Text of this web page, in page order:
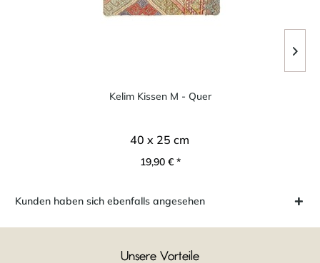
Kelim Kissen M - Quer
40 x 25 cm
19,90 € *
Kunden haben sich ebenfalls angesehen
Unsere Vorteile